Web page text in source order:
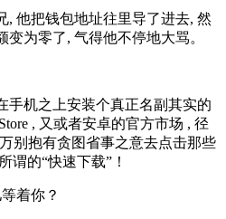
, 他把钱包地址往里导了进去, 然
为零了, 气得他不停地大骂。
手机之上安装个真正名副其实的
, 又或者安卓的官方市场 , 径
别抱有贪图省事之意去点击那些
谓的“快速下载”！
着你？